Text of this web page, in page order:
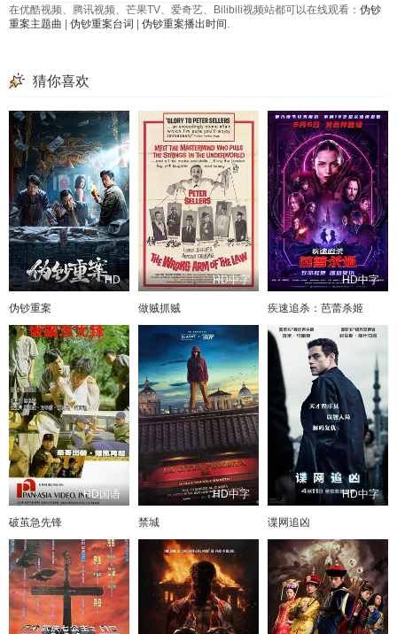
在优酷视频、腾讯视频、芒果TV、爱奇艺、Bilibili视频站都可以在线观看： 伪钞
重案主题曲
伪钞重案台词 伪钞重案播出时间 .
猜你喜欢
HD
伪钞重案
HD中字
做贼抓贼
HD中字
疾速追杀：芭蕾杀姬
HD国语
破茧急先锋
HD中字
禁城
HD中字
谍网追凶